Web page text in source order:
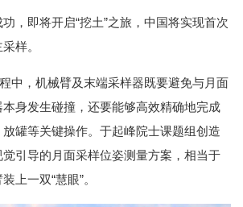
，即将开启“挖土”之旅，中国将实现首次
样。
中，机械臂及末端采样器既要避免与月面
身发生碰撞，还要能够高效精确地完成
罐等关键操作。于起峰院士课题组创造
引导的月面采样位姿测量方案，相当于
上一双“慧眼”。